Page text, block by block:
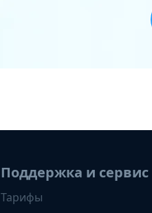
Поддержка и сервис
Тарифы